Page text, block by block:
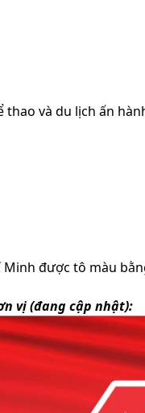
thao và du lịch ấn
Minh được tô màu
vị (đang cập nhật):